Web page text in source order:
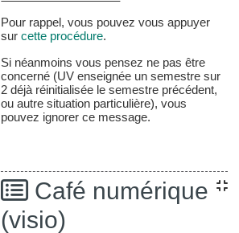
Pour rappel, vous pouvez vous appuyer
surcette procédure.
Si néanmoins vous pensez ne pas être
concerné (UV enseignée un semestre sur
2 déjà réinitialisée le semestre précédent,
ou autre situation particulière), vous
pouvez ignorer ce message.
Café numérique
(visio)